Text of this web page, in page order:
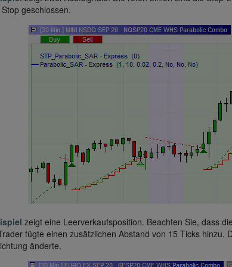
geschlossen.
zeigt eine Leerverkaufsposition. Beachten Sie, dass
fügte einen zusätzlichen Abstand von 15 Ticks
änderte.